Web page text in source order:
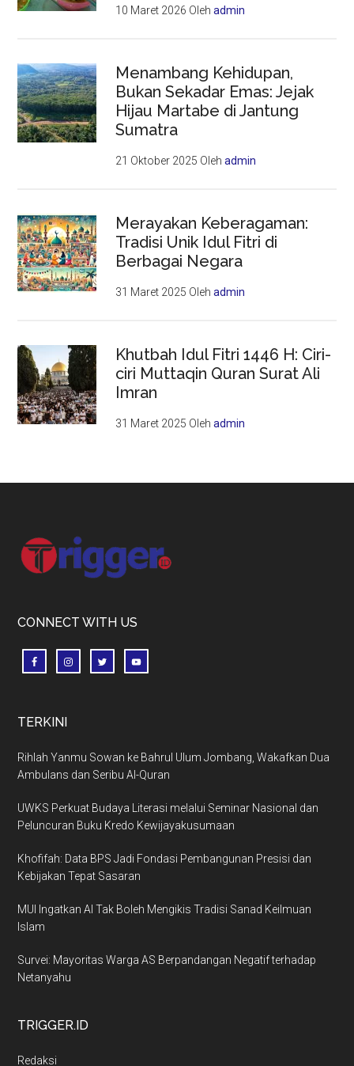
10 Maret 2026 Olehadmin
Menambang Kehidupan,
Bukan Sekadar Emas: Jejak
Hijau Martabe di Jantung
Sumatra
21 Oktober 2025 Olehadmin
Merayakan Keberagaman:
Tradisi Unik Idul Fitri di
Berbagai Negara
31 Maret 2025 Olehadmin
Khutbah Idul Fitri 1446 H: Ciri-
ciri Muttaqin Quran Surat Ali
Imran
31 Maret 2025 Olehadmin
Footer
CONNECT WITH US
TERKINI
Rihlah Yanmu Sowan ke Bahrul Ulum Jombang, Wakafkan Dua
Ambulans dan Seribu Al-Quran
UWKS Perkuat Budaya Literasi melalui Seminar Nasional dan
Peluncuran Buku Kredo Kewijayakusumaan
Khofifah: Data BPS Jadi Fondasi Pembangunan Presisi dan
Kebijakan Tepat Sasaran
MUI Ingatkan AI Tak Boleh Mengikis Tradisi Sanad Keilmuan
Islam
Survei: Mayoritas Warga AS Berpandangan Negatif terhadap
Netanyahu
TRIGGER.ID
Redaksi